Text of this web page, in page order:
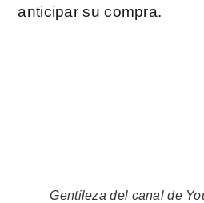
anticipar su compra.
Gentileza del canal de